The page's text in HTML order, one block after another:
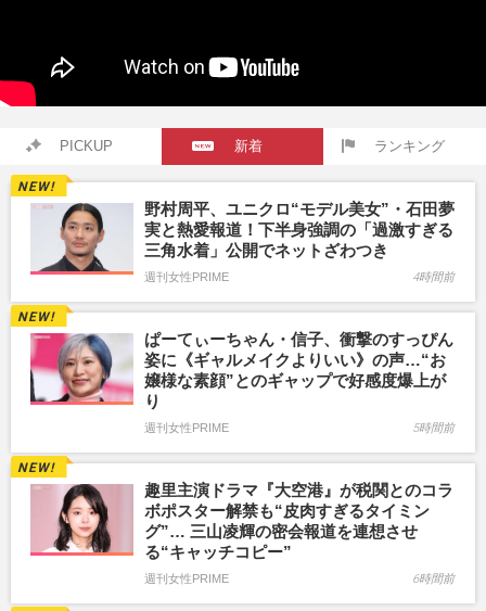
PICKUP 新着 ランキング
野村周平、ユニクロ“モデル美女”・石田夢
実と熱愛報道！下半身強調の「過激すぎる
三角水着」公開でネットざわつき
週刊女性PRIME 4時間前
ぱーてぃーちゃん・信子、衝撃のすっぴん
姿に《ギャルメイクよりいい》の声…“お
嬢様な素顔”とのギャップで好感度爆上が
り
週刊女性PRIME 5時間前
趣里主演ドラマ『大空港』が税関とのコラ
ボポスター解禁も“皮肉すぎるタイミン
グ”… 三山凌輝の密会報道を連想させ
る“キャッチコピー”
週刊女性PRIME 6時間前